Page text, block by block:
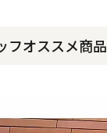
フオススメ商品